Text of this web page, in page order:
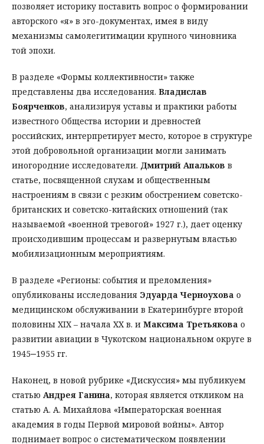
позволяет историку поставить вопрос о формировании
авторского «я» в эго-документах, имея в виду
механизмы самолегитимации крупного чиновника
той эпохи.
В разделе «Формы коллективности» также
представлены два исследования. Владислав
Боярченков, анализируя уставы и практики работы
известного Общества истории и древностей
российских, интерпретирует место, которое в структуре
этой добровольной организации могли занимать
иногородние исследователи. Дмитрий Апальков в
статье, посвященной слухам и общественным
настроениям в связи с резким обострением советско-
британских и советско-китайских отношений (так
называемой «военной тревогой» 1927 г.), дает оценку
происходившим процессам и развернутым властью
мобилизационным мероприятиям.
В разделе «Регионы: события и преломления»
опубликованы исследования Эдуарда Черноухова о
медицинском обслуживании в Екатеринбурге второй
половины XIX – начала ХХ в. и Максима Третьякова о
развитии авиации в Чукотском национальном округе в
1945‒1955 гг.
Наконец, в новой рубрике «Дискуссия» мы публикуем
статью Андрея Ганина, которая является откликом на
статью А. А. Михайлова «Императорская военная
академия в годы Первой мировой войны». Автор
поднимает вопрос о систематическом появлении